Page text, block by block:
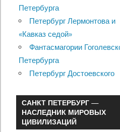
Петербурга
Петербург Лермонтова и
«Кавказ седой»
Фантасмагории
Петербурга
Петербург Достоевского
САНКТ ПЕТЕРБУРГ —
НАСЛЕДНИК МИРОВЫХ
ЦИВИЛИЗАЦИЙ